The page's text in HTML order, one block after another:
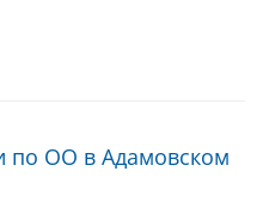
по ОО в Адамовском